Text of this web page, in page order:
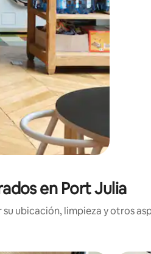
en Port Julia
ubicación, limpieza y otros